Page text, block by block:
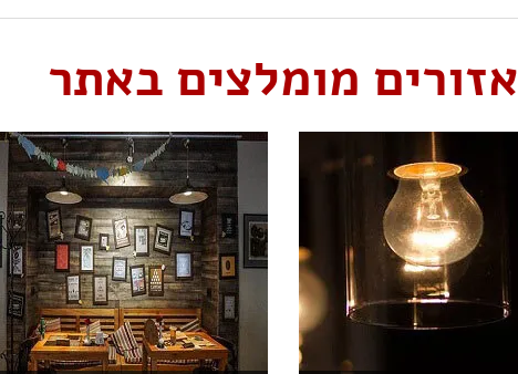
אזורים מומלצים באתר